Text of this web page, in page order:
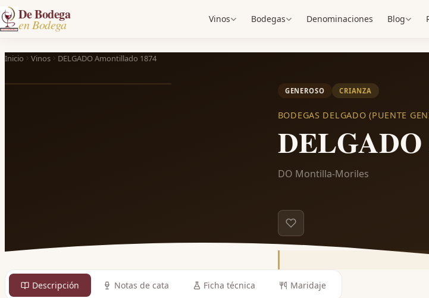
De Bodega
en Bodega Vinos Bodegas Denominaciones Blog
Inicio Vinos DELGADO Amontillado 1874
GENEROSO CRIANZA
BODEGAS DELGADO (PUENTE
DELGADO
DO Montilla-Moriles
Descripción Notas de cata Ficha técnica Maridaje